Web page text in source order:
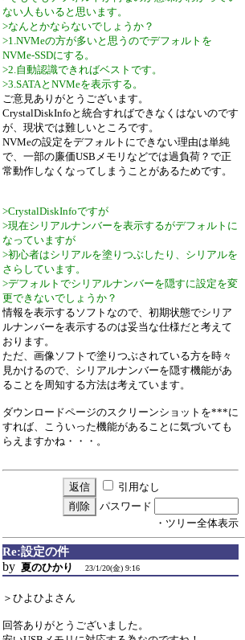
ない人もいると思います。
>なんとかならないでしょうか？
>1.NVMeの方が多いと思うのでデフォルトを
NVMe-SSDにする。
>2.自動認識できればベストです。
>3.SATAとNVMeを表示する。
ご意見ありがとうございます。
CrystalDiskInfoと統合すればできなくはないのです
が、現状では難しいところです。
NVMeの設定をデフォルトにできない理由は単純
で、一部の廉価USBメモリなどでは過負荷？で正
常動作しなくなってしまうことがあるためです。
>CrystalDiskInfoですが
>現在シリアルナンバーを表示するがデフォルトに
なっていますが
>初心者はシリアルを塗りつぶしたり、シリアルを
さらしています。
>デフォルトでシリアルナンバーを隠すに設定を変
更できないでしょうか？
情報を表示するソフトなので、初期状態でシリア
ルナンバーを表示するのは妥当な仕様だと考えて
おります。
ただ、画像ソフトで塗りつぶされている方を時々
見かけるので、シリアルナンバーを隠す機能があ
ることを周知する方法は考えています。
ダウンロードページのスクリーンショットを***に
すれば、こういった機能があることに気づいても
らえますかね・・・。
引用なし
パスワード
・ツリー全体表示
Re:設定の件
by 夏のひかり 23/1/20(金) 9:16
＞ひよひよさん
回答ありがとうございました。